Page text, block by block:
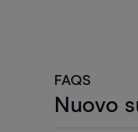
FAQS
Nuovo